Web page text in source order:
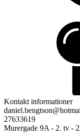
Kontakt informationer
27633619
Murergade 9A - 2. tv -